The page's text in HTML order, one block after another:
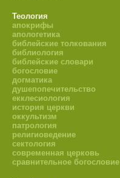
Теология
апокрифы
апологетика
библейские толкования
библиология
библейские словари
богословие
догматика
душепопечительство
екклесиология
история церкви
оккультизм
патрология
религиоведение
сектология
современная церковь
сравнительное богословие